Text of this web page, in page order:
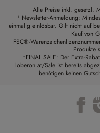
Alle Preise inkl. gesetzl.
¹ Newsletter-Anmeldung:
einmalig einlösbar. Gilt nicht auf
Kauf von
FSC®-
Produkte
*FINAL SALE: Der Extra-
loberon.at/Sale ist bereits
benötigen keinen